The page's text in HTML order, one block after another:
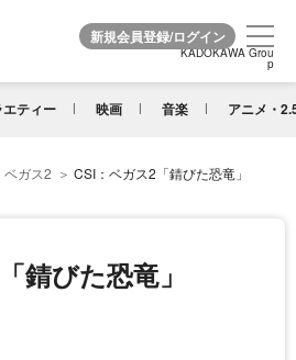
KADOKAWA Grou
p
ティー 映画 音楽 アニメ・
KADOKAWA Grou
p
ベガス2 CSI：ベガス2「錆びた恐竜」
錆びた恐竜」